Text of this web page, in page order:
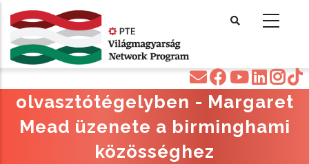
Ugrás
tartalomra
Magyarok az amerikai
olvasztótégelyben - Margaret
Mead üzenete a birminghami
közösséghez